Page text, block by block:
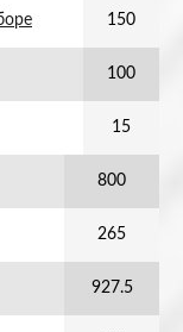
150
100
15
800
265
927.5